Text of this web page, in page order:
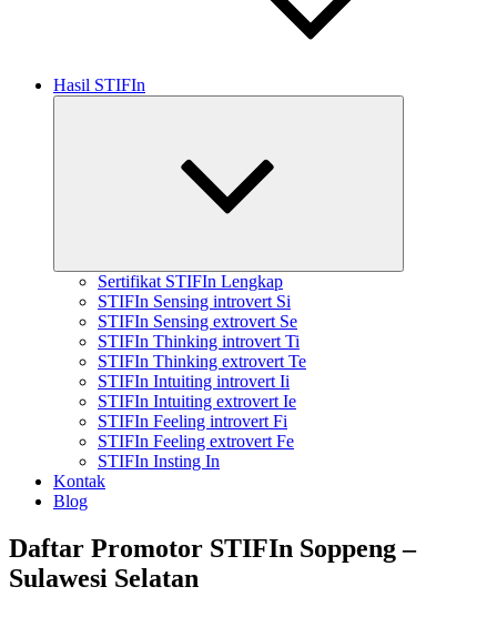
Hasil STIFIn
Sertifikat STIFIn Lengkap
STIFIn Sensing introvert Si
STIFIn Sensing extrovert Se
STIFIn Thinking introvert Ti
STIFIn Thinking extrovert Te
STIFIn Intuiting introvert Ii
STIFIn Intuiting extrovert Ie
STIFIn Feeling introvert Fi
STIFIn Feeling extrovert Fe
STIFIn Insting In
Kontak
Blog
Daftar Promotor STIFIn Soppeng –
Sulawesi Selatan